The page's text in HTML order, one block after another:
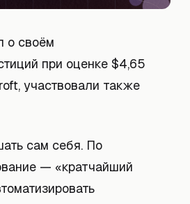
о своём
при оценке $4,65
участвовали также
сам себя. По
— «кратчайший